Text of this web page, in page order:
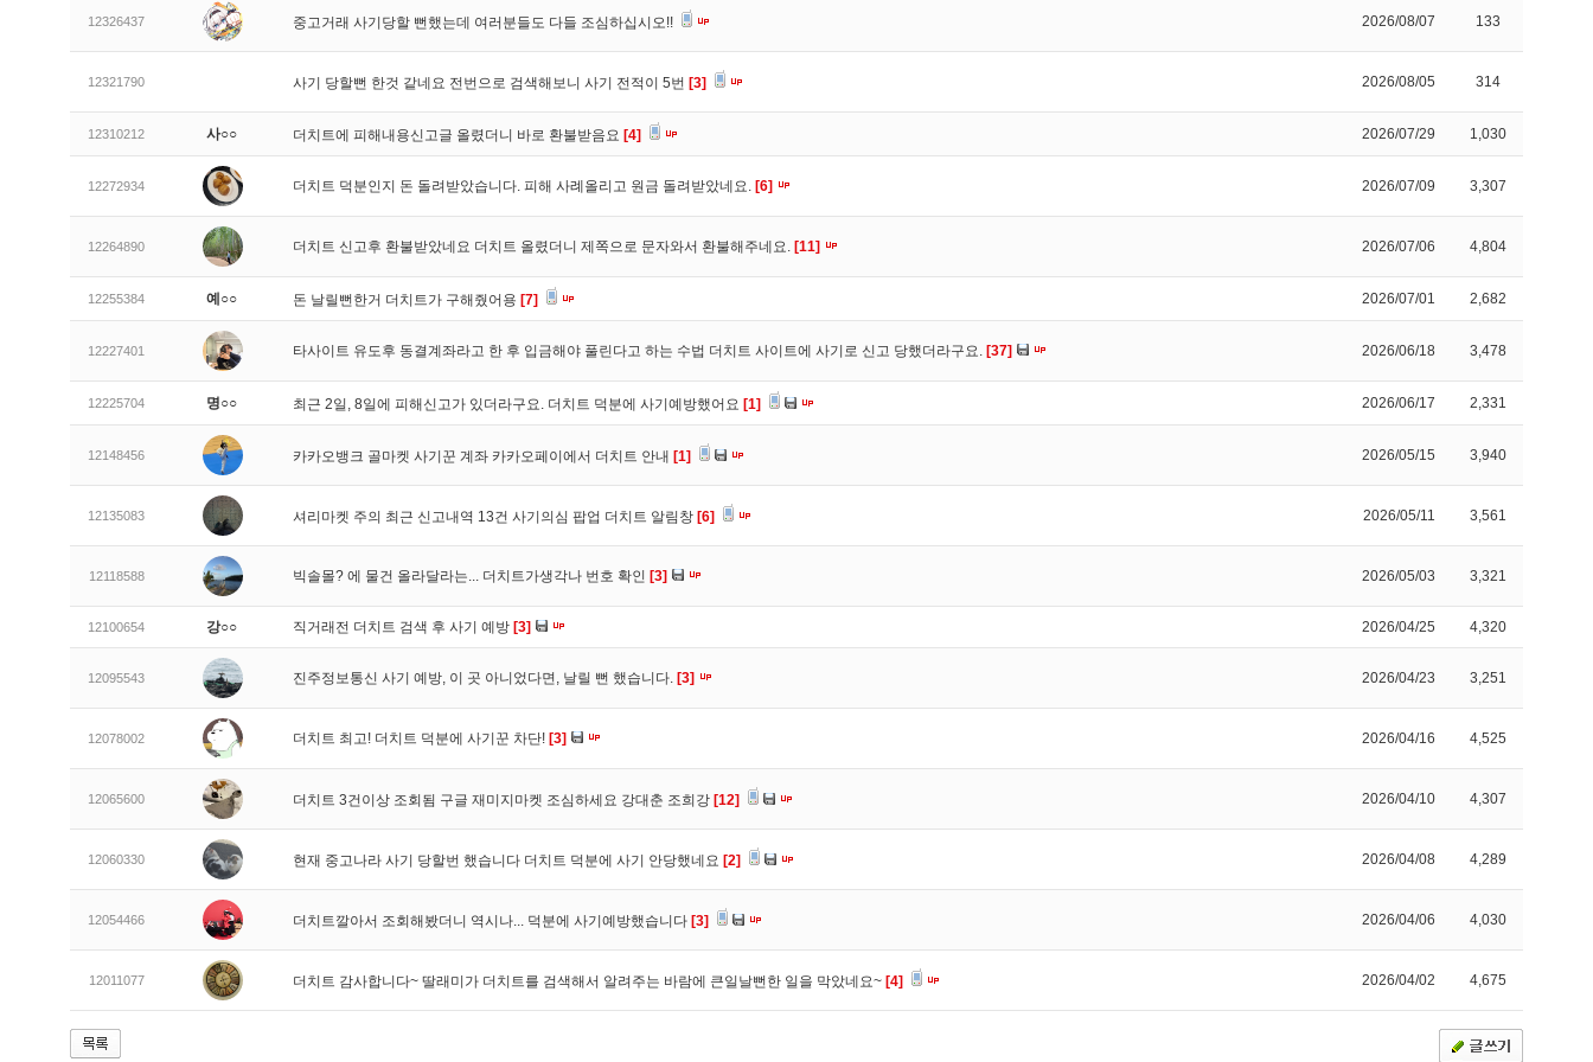
12326437 중고거래 사기당할 뻔했는데 여러분들도 다들 조심하십시오!! 2026/08/07 133
12321790 사기 당할뻔 한것 같네요 전번으로 검색해보니 사기 전적이 5번 [3] 2026/08/05 314
12310212 사○○ 더치트에 피해내용신고글 올렸더니 바로 환불받음요 [4] 2026/07/29 1,030
12272934 더치트 덕분인지 돈 돌려받았습니다. 피해 사례올리고 원금 돌려받았네요. [6] 2026/07/09 3,307
12264890 더치트 신고후 환불받았네요 더치트 올렸더니 제쪽으로 문자와서 환불해주네요. [11] 2026/07/06 4,804
12255384 예○○ 돈 날릴뻔한거 더치트가 구해줬어용 [7] 2026/07/01 2,682
12227401 타사이트 유도후 동결계좌라고 한 후 입금해야 풀린다고 하는 수법 더치트 사이트에 사기로 신고 당했더라구요. [37] 2026/06/18 3,478
12225704 명○○ 최근 2일, 8일에 피해신고가 있더라구요. 더치트 덕분에 사기예방했어요 [1] 2026/06/17 2,331
12148456 카카오뱅크 골마켓 사기꾼 계좌 카카오페이에서 더치트 안내 [1] 2026/05/15 3,940
12135083 셔리마켓 주의 최근 신고내역 13건 사기의심 팝업 더치트 알림창 [6] 2026/05/11 3,561
12118588 빅솔몰? 에 물건 올라달라는... 더치트가생각나 번호 확인 [3] 2026/05/03 3,321
12100654 강○○ 직거래전 더치트 검색 후 사기 예방 [3] 2026/04/25 4,320
12095543 진주정보통신 사기 예방, 이 곳 아니었다면, 날릴 뻔 했습니다. [3] 2026/04/23 3,251
12078002 더치트 최고! 더치트 덕분에 사기꾼 차단! [3] 2026/04/16 4,525
12065600 더치트 3건이상 조회됨 구글 재미지마켓 조심하세요 강대춘 조희강 [12] 2026/04/10 4,307
12060330 현재 중고나라 사기 당할번 했습니다 더치트 덕분에 사기 안당했네요 [2] 2026/04/08 4,289
12054466 더치트깔아서 조회해봤더니 역시나... 덕분에 사기예방했습니다 [3] 2026/04/06 4,030
12011077 더치트 감사합니다~ 딸래미가 더치트를 검색해서 알려주는 바람에 큰일날뻔한 일을 막았네요~ [4] 2026/04/02 4,675